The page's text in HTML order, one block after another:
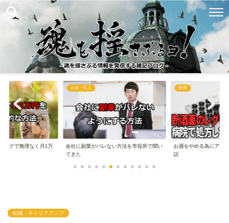
ログで無理なく月1万
お金・収入
会社に副業がバレない方法を市役所で聞い
てきた
断酒
お酒をやめる為にアル
話
転職・キャリアアップ